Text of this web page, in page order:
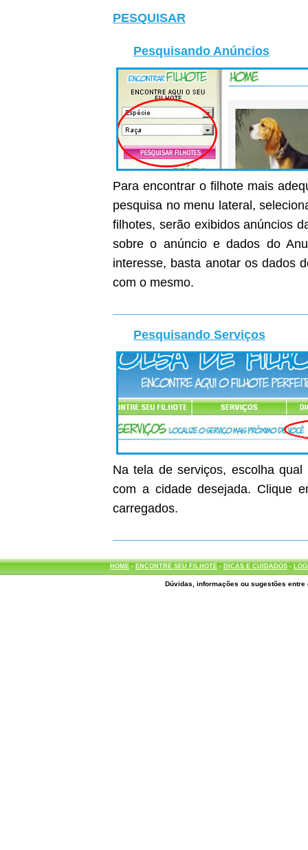
PESQUISAR
Pesquisando Anúncios
Para encontrar o filhote mais
pesquisa no menu lateral,
filhotes, serão exibidos anúncios
sobre o anúncio e dados do
interesse, basta anotar os dados
com o mesmo.
Pesquisando Serviços
Na tela de serviços, escolha
com a cidade desejada. Clique
carregados.
HOME- ENCONTRE SEU FILHOTE- DICAS E CUIDADOS-
Dúvidas, informações ou sugestões